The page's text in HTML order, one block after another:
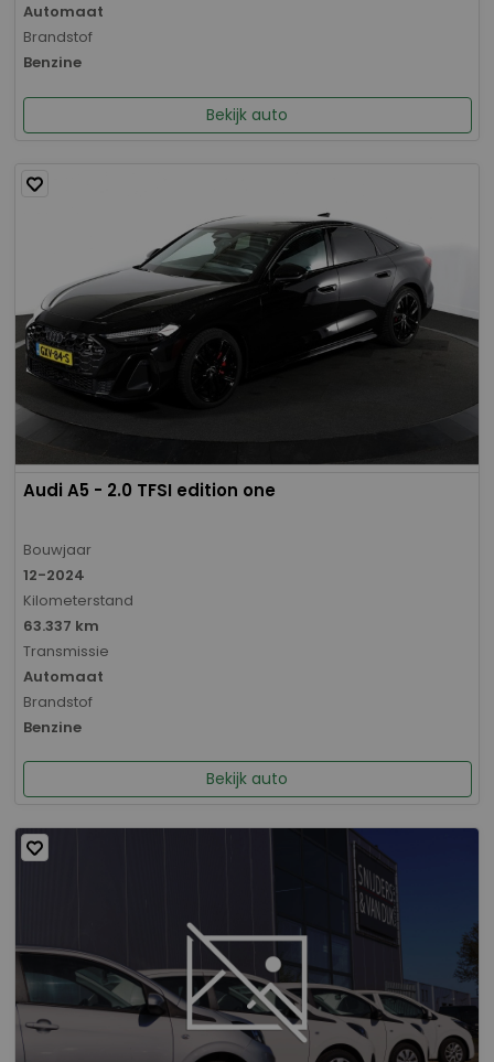
Automaat
Brandstof
Benzine
Bekijk auto
Audi A5 - 2.0 TFSI edition one
Bouwjaar
12-2024
Kilometerstand
63.337 km
Transmissie
Automaat
Brandstof
Benzine
Bekijk auto